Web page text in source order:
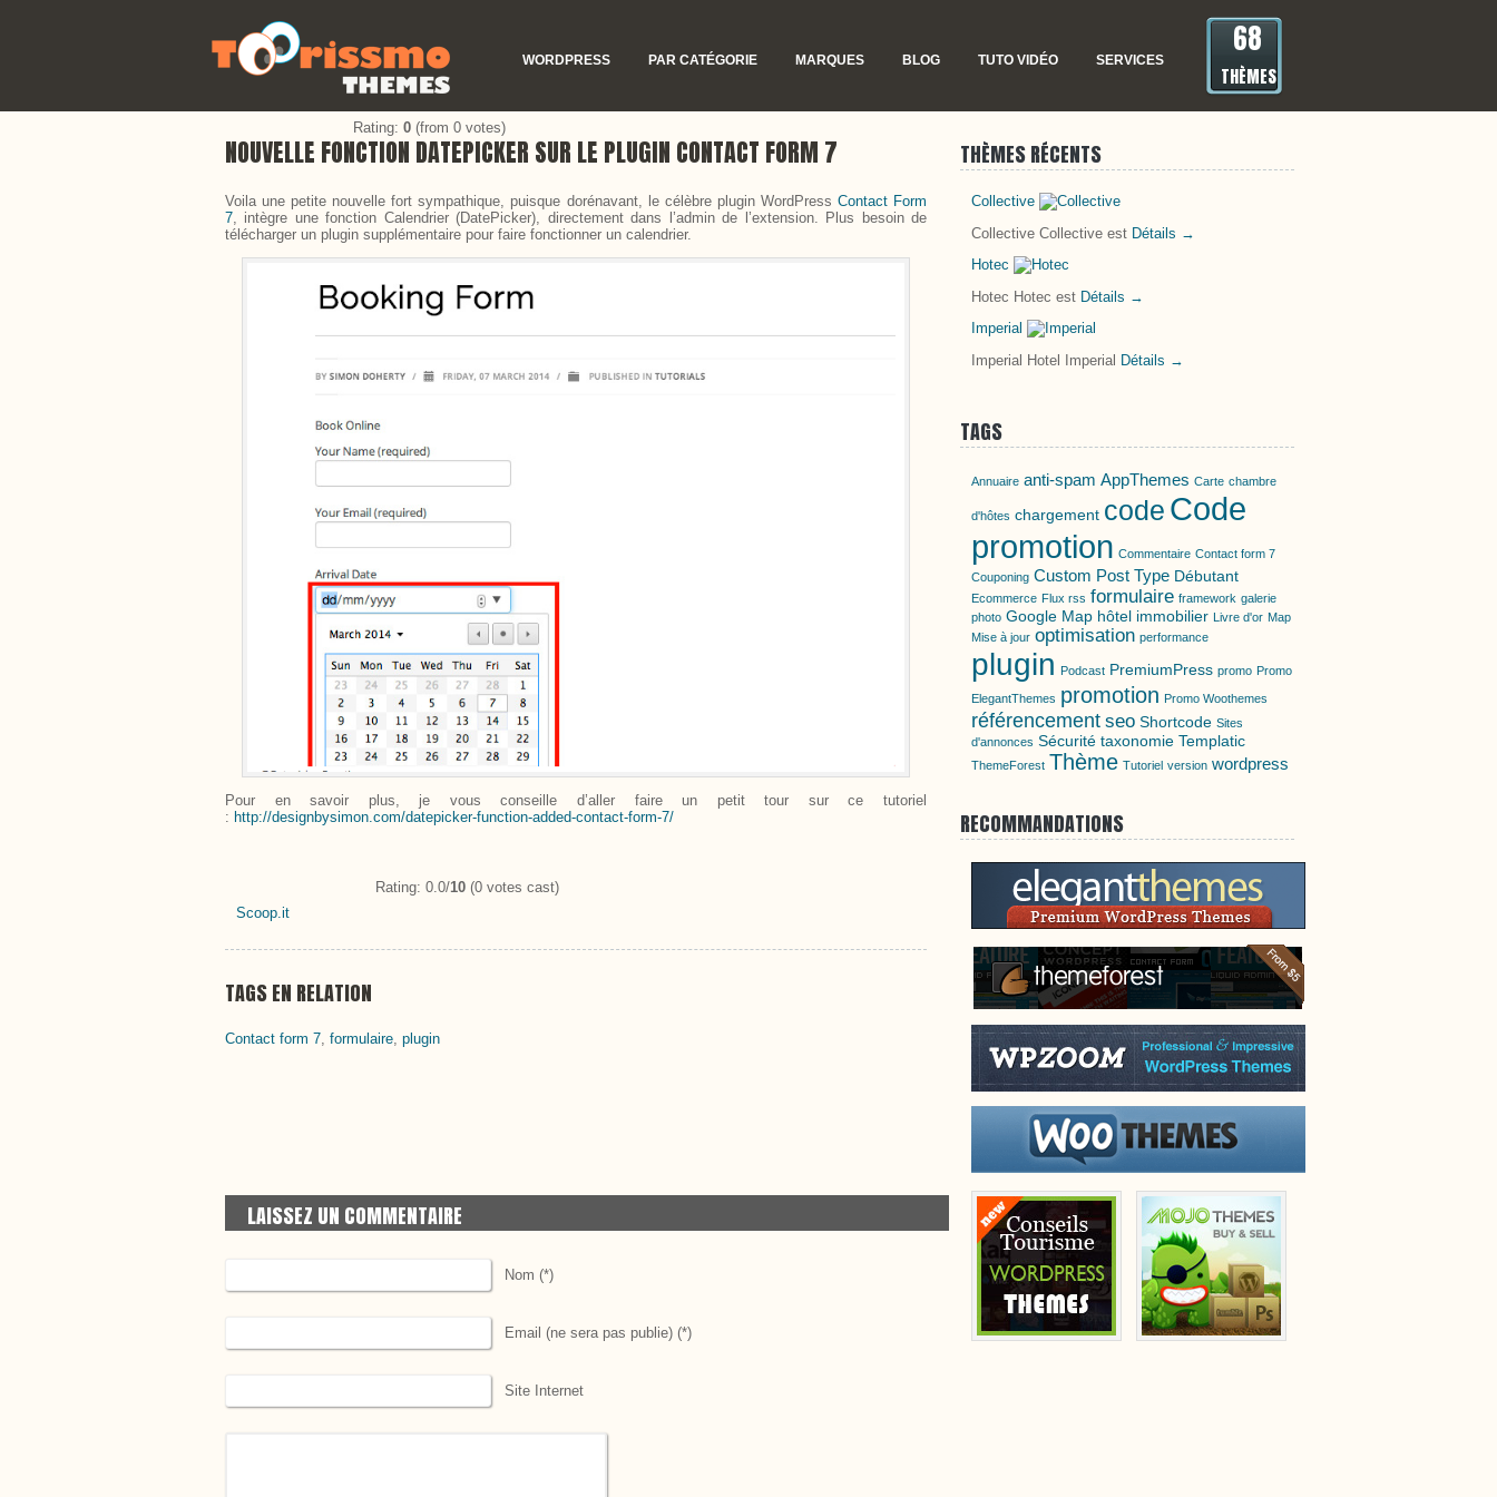
WORDPRESS PAR CATÉGORIE MARQUES BLOG TUTO VIDÉO SERVICES
68
THÈMES
NOUVELLE FONCTION DATEPICKER SUR LE PLUGIN CONTACT FORM 7
Voila une petite nouvelle fort sympathique, puisque dorénavant, le célèbre plugin WordPress Contact Form
7, intègre une fonction Calendrier (DatePicker), directement dans l’admin de l’extension. Plus besoin de
télécharger un plugin supplémentaire pour faire fonctionner un calendrier.
Pour en savoir plus, je vous conseille d’aller faire un petit tour sur ce tutoriel
: http://designbysimon.com/datepicker-function-added-contact-form-7/
Rating: 0.0/10 (0 votes cast)
Rating: 0 (from 0 votes)
Scoop.it
TAGS EN RELATION
Contact form 7, formulaire, plugin
LAISSEZ UN COMMENTAIRE
Nom (*)
Email (ne sera pas publie) (*)
Site Internet
THÈMES RÉCENTS
Collective
Collective Collective est Détails →
Hotec
Hotec Hotec est Détails →
Imperial
Imperial Hotel Imperial Détails →
TAGS
Annuaire anti-spam AppThemes Carte chambre
d'hôtes chargement code Code
promotion Commentaire Contact form 7
Couponing Custom Post Type Débutant
Ecommerce Flux rss formulaire framework galerie
photo Google Map hôtel immobilier Livre d'or Map
Mise à jour optimisation performance
plugin Podcast PremiumPress promo Promo
ElegantThemes promotion Promo Woothemes
référencement seo Shortcode Sites
d'annonces Sécurité taxonomie Templatic
ThemeForest Thème Tutoriel version wordpress
RECOMMANDATIONS